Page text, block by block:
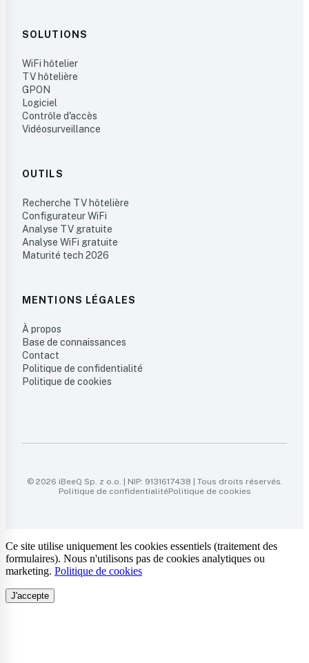
SOLUTIONS
WiFi hôtelier
TV hôtelière
GPON
Logiciel
Contrôle d'accès
Vidéosurveillance
OUTILS
Recherche TV hôtelière
Configurateur WiFi
Analyse TV gratuite
Analyse WiFi gratuite
Maturité tech 2026
MENTIONS LÉGALES
À propos
Base de connaissances
Contact
Politique de confidentialité
Politique de cookies
© 2026 iBeeQ Sp. z o.o. | NIP: 9131617438 | Tous droits réservés.
Politique de confidentialitéPolitique de cookies
Ce site utilise uniquement les cookies essentiels (traitement des
formulaires). Nous n'utilisons pas de cookies analytiques ou
marketing. Politique de cookies
J'accepte